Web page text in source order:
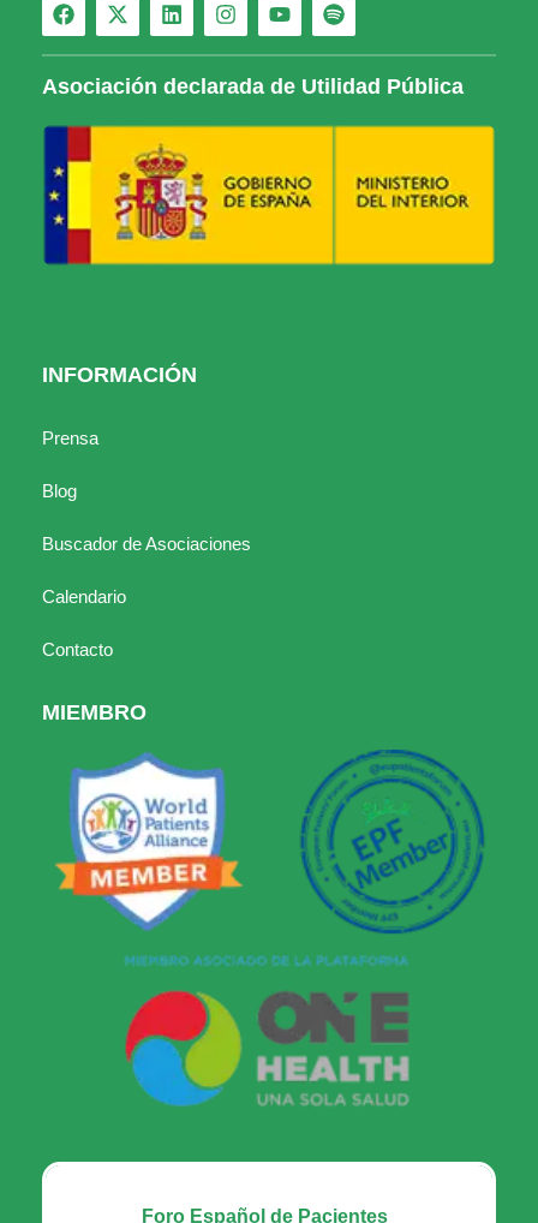
Asociación declarada de Utilidad Pública
INFORMACIÓN
Prensa
Blog
Buscador de Asociaciones
Calendario
Contacto
MIEMBRO
Foro Español de Pacientes